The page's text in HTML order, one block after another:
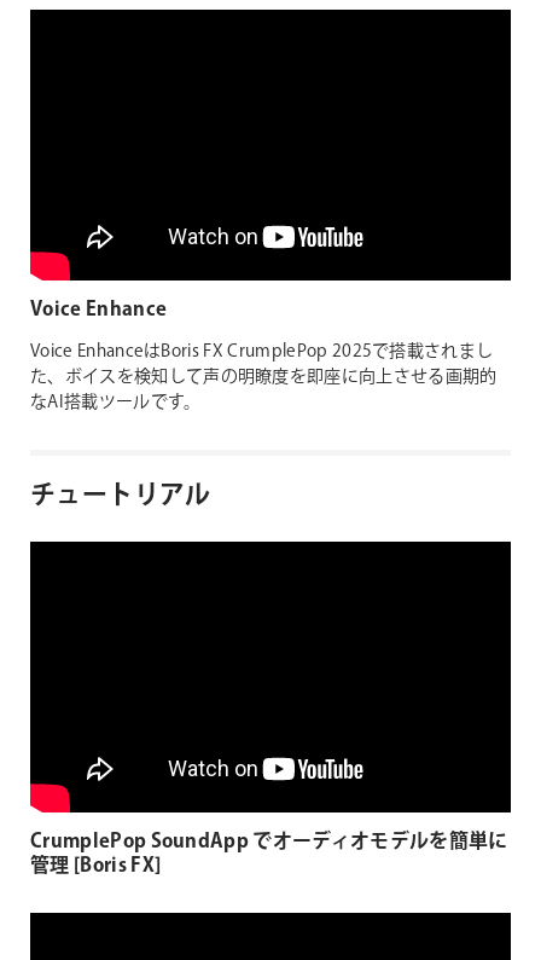
Voice Enhance
Voice EnhanceはBoris FX CrumplePop 2025で搭載されまし
た、ボイスを検知して声の明瞭度を即座に向上させる画期的
なAI搭載ツールです。
チュートリアル
CrumplePop SoundApp でオーディオモデルを簡単に
管理 [Boris FX]